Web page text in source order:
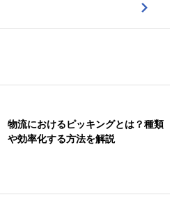
物流におけるピッキングとは？種類
や効率化する方法を解説